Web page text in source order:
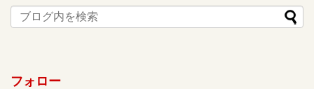
フォロー